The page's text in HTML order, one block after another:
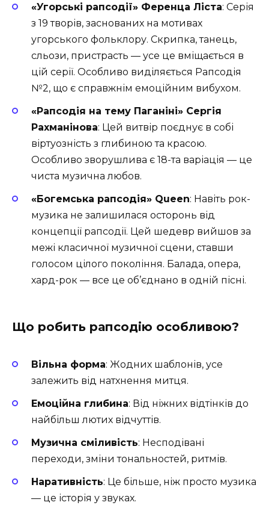
«Угорські рапсодії» Ференца Ліста: Серія
з 19 творів, заснованих на мотивах
угорського фольклору. Скрипка, танець,
сльози, пристрасть — усе це вміщається в
цій серії. Особливо виділяється Рапсодія
№2, що є справжнім емоційним вибухом.
«Рапсодія на тему Паганіні» Сергія
Рахманінова: Цей витвір поєднує в собі
віртуозність з глибиною та красою.
Особливо зворушлива є 18-та варіація — це
чиста музична любов.
«Богемська рапсодія» Queen: Навіть рок-
музика не залишилася осторонь від
концепції рапсодії. Цей шедевр вийшов за
межі класичної музичної сцени, ставши
голосом цілого покоління. Балада, опера,
хард-рок — все це об’єднано в одній пісні.
Що робить рапсодію особливою?
Вільна форма: Жодних шаблонів, усе
залежить від натхнення митця.
Емоційна глибина: Від ніжних відтінків до
найбільш лютих відчуттів.
Музична сміливість: Несподівані
переходи, зміни тональностей, ритмів.
Наративність: Це більше, ніж просто музика
— це історія у звуках.